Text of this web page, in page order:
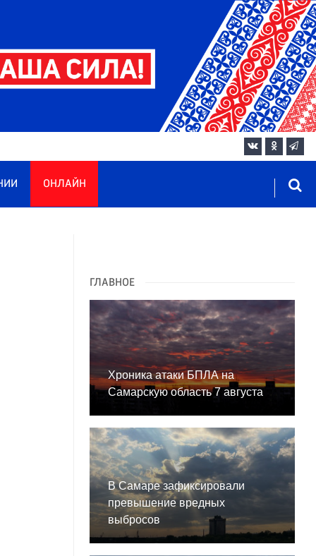
ОНЛАЙН
ГЛАВНОЕ
Хроника атаки БПЛА на
Самарскую область 7 августа
В Самаре зафиксировали
превышение вредных
выбросов